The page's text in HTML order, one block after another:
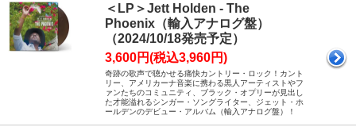
＜LP＞Jett Holden - The
Phoenix（輸入アナログ盤）
（2024/10/18発売予定）
3,600円(税込3,960円)
奇跡の歌声で聴かせる痛快カントリー・ロック！カント
リー、アメリカーナ音楽に携わる黒人アーティストやフ
ァンたちのコミュニティ、ブラック・オプリーが見出し
た才能溢れるシンガー・ソングライター、ジェット・ホ
ールデンのデビュー・アルバム（輸入アナログ盤）！